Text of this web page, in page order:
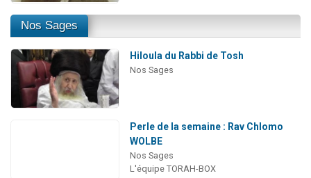
Nos Sages
Hiloula du Rabbi de Tosh
Nos Sages
Perle de la semaine : Rav Chlomo
WOLBE
Nos Sages
L'équipe TORAH-BOX